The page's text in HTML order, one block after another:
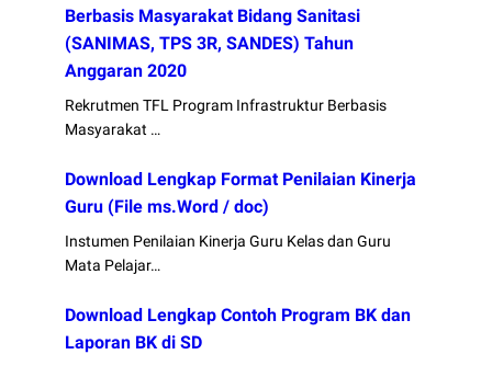
Berbasis Masyarakat Bidang Sanitasi
(SANIMAS, TPS 3R, SANDES) Tahun
Anggaran 2020
Rekrutmen TFL Program Infrastruktur Berbasis
Masyarakat …
Download Lengkap Format Penilaian Kinerja
Guru (File ms.Word / doc)
Instumen Penilaian Kinerja Guru Kelas dan Guru
Mata Pelajar…
Download Lengkap Contoh Program BK dan
Laporan BK di SD